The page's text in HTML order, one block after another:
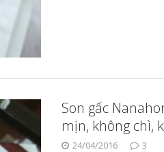
Son gấc
mịn, không chì,
24/04/2016 3